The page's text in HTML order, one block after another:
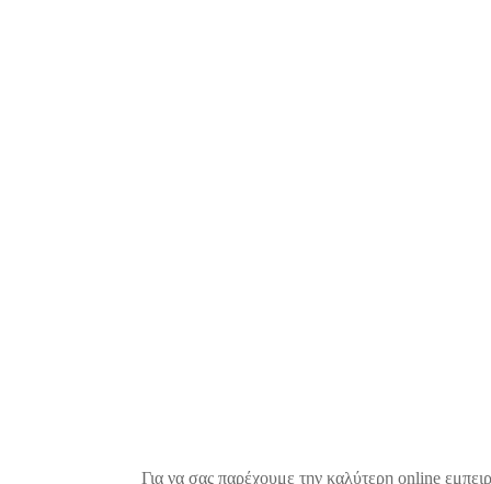
Για να σας παρέχουμε την καλύτερη online